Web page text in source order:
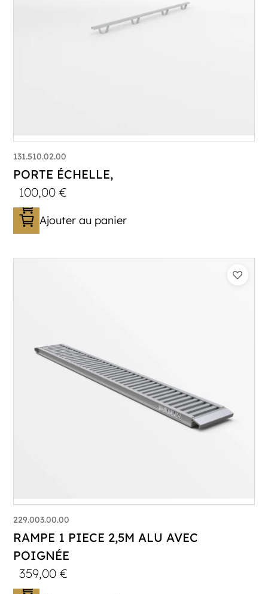
131.510.02.00
PORTE ÉCHELLE,
100,00€
Ajouter au panier
229.003.00.00
RAMPE 1 PIECE 2,5M ALU AVEC
POIGNÉE
359,00€